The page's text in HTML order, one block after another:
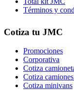
Términos y
Cotiza tu JMC
Promociones
Corporativa
Cotiza
Cotiza
Cotiza minivans